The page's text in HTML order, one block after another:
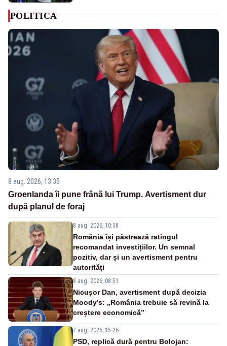
POLITICA
8 aug. 2026, 13:35
Groenlanda îi pune frână lui Trump. Avertisment dur
după planul de foraj
8 aug. 2026, 10:38
România își păstrează ratingul
recomandat investițiilor. Un semnal
pozitiv, dar și un avertisment pentru
autorități
8 aug. 2026, 08:51
Nicușor Dan, avertisment după decizia
Moody’s: „România trebuie să revină la
creștere economică”
7 aug. 2026, 15:26
PSD, replică dură pentru Bolojan: